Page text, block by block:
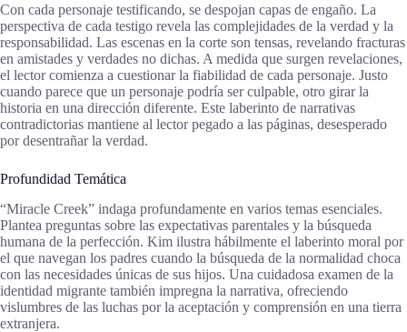
Con cada personaje testificando, se despojan capas de engaño. La
perspectiva de cada testigo revela las complejidades de la verdad y la
responsabilidad. Las escenas en la corte son tensas, revelando fracturas
en amistades y verdades no dichas. A medida que surgen revelaciones,
el lector comienza a cuestionar la fiabilidad de cada personaje. Justo
cuando parece que un personaje podría ser culpable, otro girar la
historia en una dirección diferente. Este laberinto de narrativas
contradictorias mantiene al lector pegado a las páginas, desesperado
por desentrañar la verdad.
Profundidad Temática
“Miracle Creek” indaga profundamente en varios temas esenciales.
Plantea preguntas sobre las expectativas parentales y la búsqueda
humana de la perfección. Kim ilustra hábilmente el laberinto moral por
el que navegan los padres cuando la búsqueda de la normalidad choca
con las necesidades únicas de sus hijos. Una cuidadosa examen de la
identidad migrante también impregna la narrativa, ofreciendo
vislumbres de las luchas por la aceptación y comprensión en una tierra
extranjera.